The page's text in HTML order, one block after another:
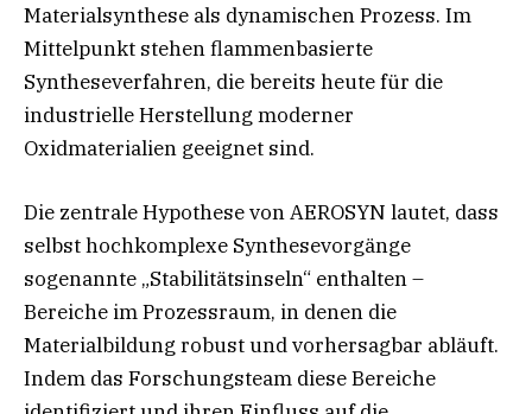
Materialsynthese als dynamischen Prozess. Im
Mittelpunkt stehen flammenbasierte
Syntheseverfahren, die bereits heute für die
industrielle Herstellung moderner
Oxidmaterialien geeignet sind.
Die zentrale Hypothese von AEROSYN lautet, dass
selbst hochkomplexe Synthesevorgänge
sogenannte „Stabilitätsinseln“ enthalten –
Bereiche im Prozessraum, in denen die
Materialbildung robust und vorhersagbar abläuft.
Indem das Forschungsteam diese Bereiche